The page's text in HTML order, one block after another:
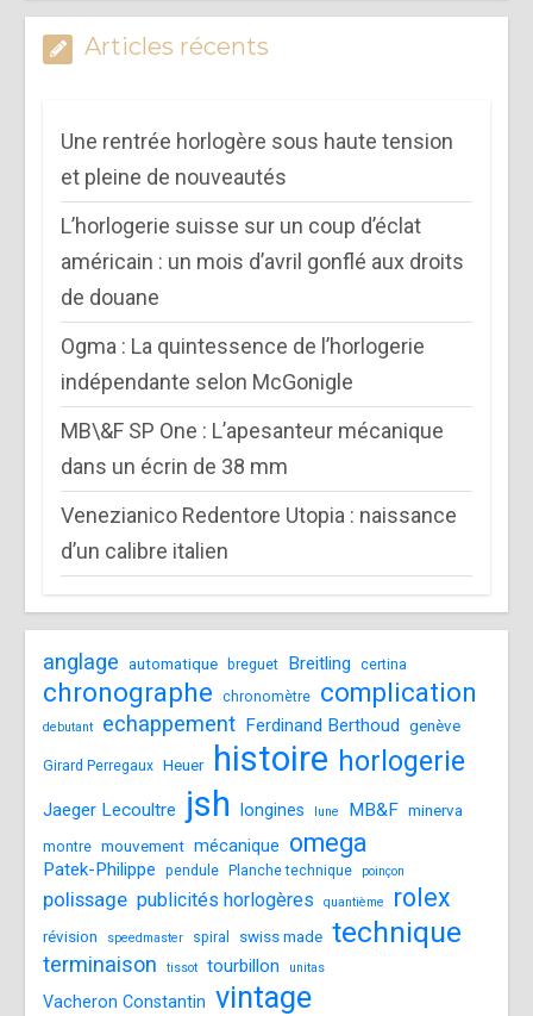
Articles récents
Une rentrée horlogère sous haute tension
et pleine de nouveautés
L’horlogerie suisse sur un coup d’éclat
américain : un mois d’avril gonflé aux droits
de douane
Ogma : La quintessence de l’horlogerie
indépendante selon McGonigle
MB\&F SP One : L’apesanteur mécanique
dans un écrin de 38 mm
Venezianico Redentore Utopia : naissance
d’un calibre italien
anglage automatique breguet Breitling certina
chronographe chronomètre complication
debutant echappement Ferdinand Berthoud genève
Girard Perregaux Heuer histoire horlogerie
Jaeger Lecoultre jsh longines lune MB&F minerva
montre mouvement mécanique omega
Patek-Philippe pendule Planche technique poinçon
polissage publicités horlogères quantième rolex
révision speedmaster spiral swiss made technique
terminaison tissot tourbillon unitas
Vacheron Constantin vintage